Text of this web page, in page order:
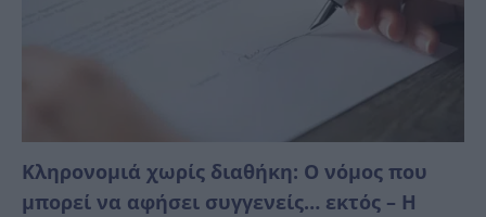
Κληρονομιά χωρίς διαθήκη: Ο νόμος που
μπορεί να αφήσει συγγενείς… εκτός – Η